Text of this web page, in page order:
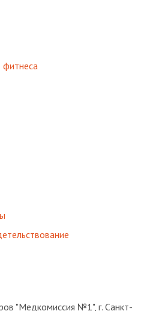
фитнеса
"Медкомиссия №1", г. Санкт-